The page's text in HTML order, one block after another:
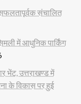
संचालित
में आधुनिक पार्किंग
भेंट, उत्तराखण्ड में
के विकास पर हुई